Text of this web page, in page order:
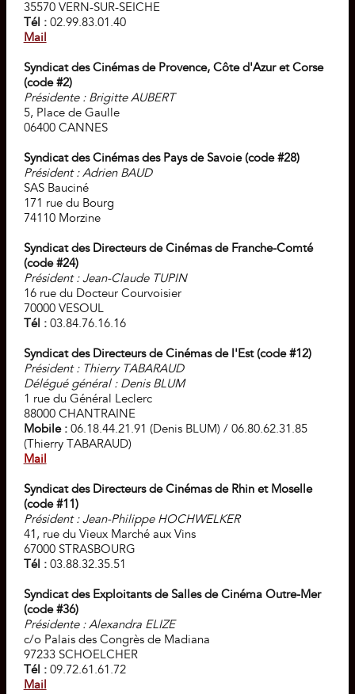
35570 VERN-SUR-SEICHE
Tél :02.99.83.01.40
Mail
Syndicat des Cinémas de Provence, Côte d'Azur et Corse
(code #2)
Présidente : Brigitte AUBERT
5, Place de Gaulle
06400 CANNES
Syndicat des Cinémas des Pays de Savoie (code #28)
Président : Adrien BAUD
SAS Bauciné
171 rue du Bourg
74110 Morzine
Syndicat des Directeurs de Cinémas de Franche-Comté
(code #24)
Président : Jean-Claude TUPIN
16 rue du Docteur Courvoisier
70000 VESOUL
Tél :03.84.76.16.16
Syndicat des Directeurs de Cinémas de l'Est (code #12)
Président : Thierry TABARAUD
Délégué général : Denis BLUM
1 rue du Général Leclerc
88000 CHANTRAINE
Mobile :06.18.44.21.91 (Denis BLUM) / 06.80.62.31.85
(Thierry TABARAUD)
Mail
Syndicat des Directeurs de Cinémas de Rhin et Moselle
(code #11)
Président : Jean-Philippe HOCHWELKER
41, rue du Vieux Marché aux Vins
67000 STRASBOURG
Tél :03.88.32.35.51
Syndicat des Exploitants de Salles de Cinéma Outre-Mer
(code #36)
Présidente : Alexandra ELIZE
c/o Palais des Congrès de Madiana
97233 SCHOELCHER
Tél :09.72.61.61.72
Mail